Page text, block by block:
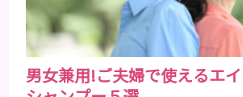
男女兼用!ご夫婦で使えるエ